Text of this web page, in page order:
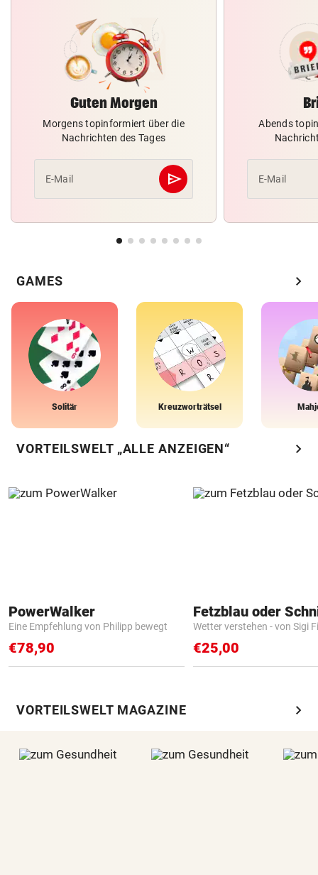
Guten Morgen
Morgens topinformiert über die
Nachrichten des Tages
E-Mail send
Abschicken
Abends
E-Mail
GAMES chevron_right
Solitär Kreuzworträtsel
VORTEILSWELT „ALLE ANZEIGEN“ chevron_right
PowerWalker
Eine Empfehlung von Philipp bewegt
€78,90
Fetzblau oder
Wetter verstehen - von Sigi
€25,00
VORTEILSWELT MAGAZINE chevron_right